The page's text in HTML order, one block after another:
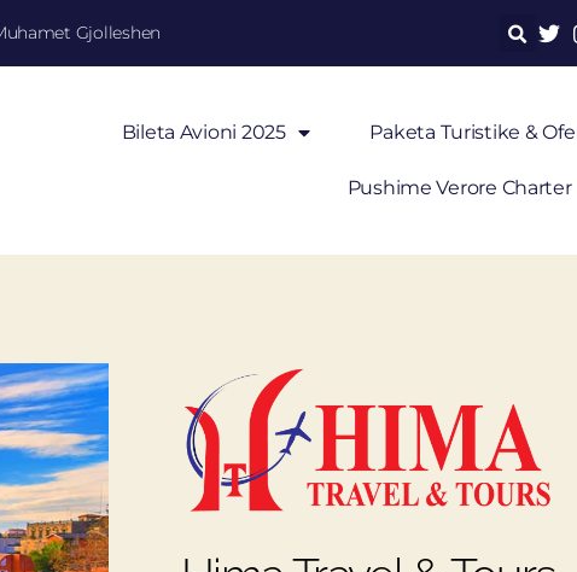
Gjolleshen
Bileta Avioni 2025 Paketa Turistike &
Pushime Verore Charter